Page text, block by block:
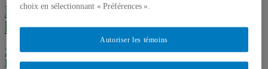
La santé au travail : connaissez-vous
l’accréditation « Entreprise en santé » ?
2013-2014,Communication organisationnelle et santé,Corbeille,
Événements,Évènements passés,Séminaires
choix en sélectionnant « Préférences ».
Autoriser les témoins